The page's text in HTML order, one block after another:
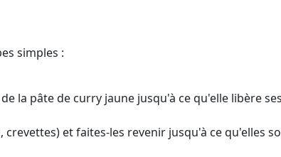
simples :
la pâte de curry jaune jusqu'à ce qu'elle libère
et faites-les revenir jusqu'à ce qu'elles